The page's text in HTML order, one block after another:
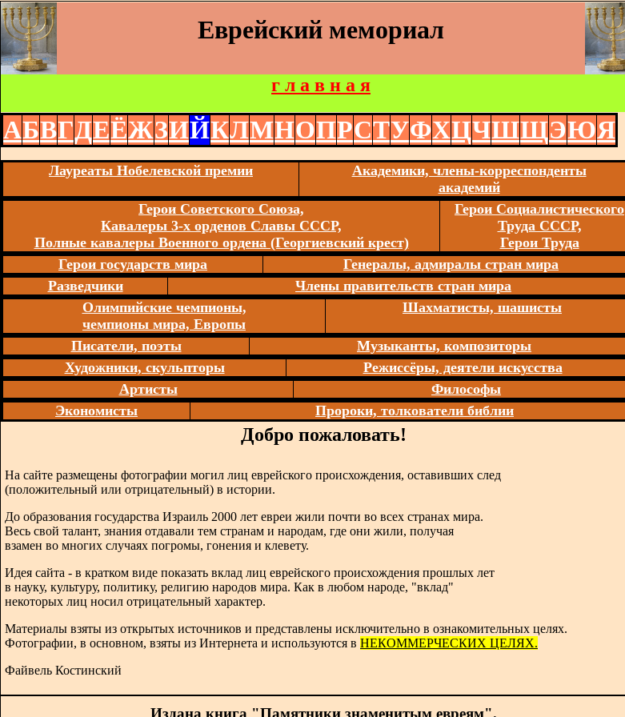
Еврейский мемориал
г л а в н а я
АБВГДЕЁЖЗИЙКЛМНОПРСТУФХЦЧШЩЭЮЯ
Лауреаты Нобелевской премии
Академики, члены-корреспонденты
академий
Герои Советского Союза,
Кавалеры 3-х орденов Славы СССР,
Полные кавалеры Военного ордена (Георгиевский крест)
Герои Социалистического
Труда СССР,
Герои Труда
Герои государств мира
Генералы, адмиралы стран мира
Разведчики
Члены правительств стран мира
Олимпийские чемпионы,
чемпионы мира, Европы
Шахматисты, шашисты
Писатели, поэты
Музыканты, композиторы
Художники, скульпторы
Режиссёры, деятели искусства
Артисты
Философы
Экономисты
Пророки, толкователи библии
Добро пожаловать!
На сайте размещены фотографии могил лиц еврейского происхождения, оставивших след
(положительный или отрицательный) в истории.
До образования государства Израиль 2000 лет евреи жили почти во всех странах мира.
Весь свой талант, знания отдавали тем странам и народам, где они жили, получая
взамен во многих случаях погромы, гонения и клевету.
Идея сайта - в кратком виде показать вклад лиц еврейского происхождения прошлых лет
в науку, культуру, политику, религию народов мира. Как в любом народе, "вклад"
некоторых лиц носил отрицательный характер.
Материалы взяты из открытых источников и представлены исключительно в ознакомительных целях.
Фотографии, в основном, взяты из Интернета и используются в НЕКОММЕРЧЕСКИХ ЦЕЛЯХ.
Файвель Костинский
Издана книга "Памятники знаменитым евреям".